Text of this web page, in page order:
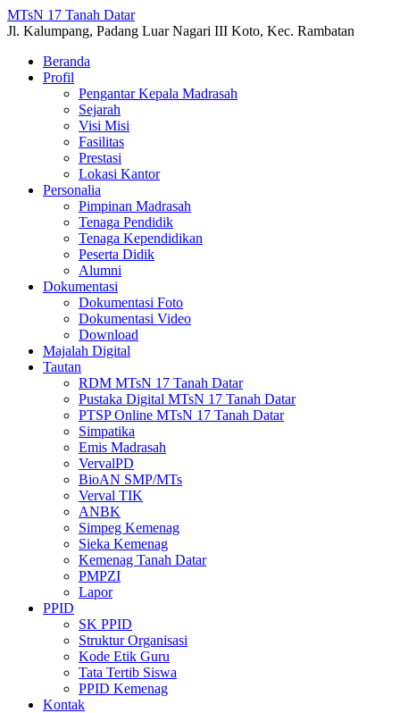
MTsN 17 Tanah Datar
Jl. Kalumpang, Padang Luar Nagari III Koto, Kec. Rambatan
Beranda
Profil
Pengantar Kepala Madrasah
Sejarah
Visi Misi
Fasilitas
Prestasi
Lokasi Kantor
Personalia
Pimpinan Madrasah
Tenaga Pendidik
Tenaga Kependidikan
Peserta Didik
Alumni
Dokumentasi
Dokumentasi Foto
Dokumentasi Video
Download
Majalah Digital
Tautan
RDM MTsN 17 Tanah Datar
Pustaka Digital MTsN 17 Tanah Datar
PTSP Online MTsN 17 Tanah Datar
Simpatika
Emis Madrasah
VervalPD
BioAN SMP/MTs
Verval TIK
ANBK
Simpeg Kemenag
Sieka Kemenag
Kemenag Tanah Datar
PMPZI
Lapor
PPID
SK PPID
Struktur Organisasi
Kode Etik Guru
Tata Tertib Siswa
PPID Kemenag
Kontak